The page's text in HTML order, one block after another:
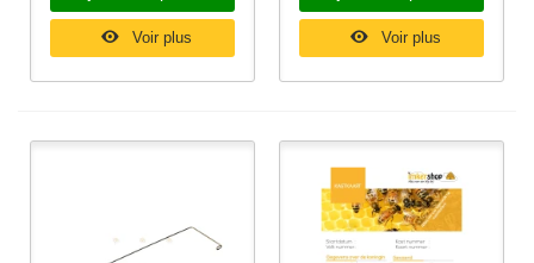
Voir plus Voir plus